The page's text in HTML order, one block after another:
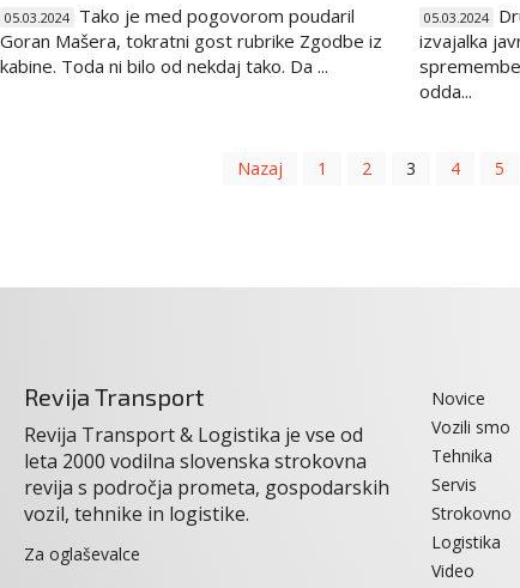
05.03.2024 Tako je med pogovorom poudaril
Goran Mašera, tokratni gost rubrike Zgodbe iz
kabine. Toda ni bilo od nekdaj tako. Da ...
05.03.2024
izvajalka
odda...
Nazaj 1 2 3 4 5
Revija Transport
Revija Transport & Logistika je vse od
leta 2000 vodilna slovenska strokovna
revija s področja prometa, gospodarskih
vozil, tehnike in logistike.
Za oglaševalce
Novice
Vozili smo
Tehnika
Servis
Strokovno
Logistika
Video